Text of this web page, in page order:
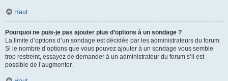
Haut
Pourquoi ne puis-je pas ajouter plus d’options à un sondage ?
La limite d’options d’un sondage est décidée par les administrateurs du forum.
Si le nombre d’options que vous pouvez ajouter à un sondage vous semble
trop restreint, essayez de demander à un administrateur du forum s’il est
possible de l’augmenter.